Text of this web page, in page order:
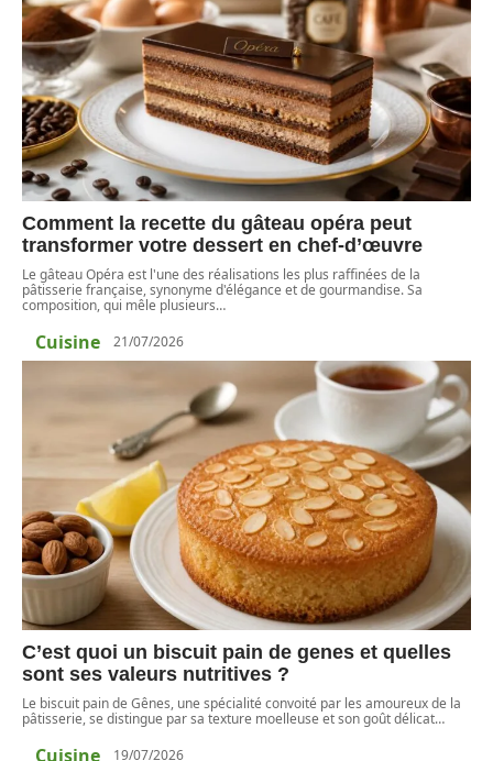
Comment la recette du gâteau opéra peut
transformer votre dessert en chef-d’œuvre
Le gâteau Opéra est l'une des réalisations les plus raffinées de la
pâtisserie française, synonyme d'élégance et de gourmandise. Sa
composition, qui mêle plusieurs…
Cuisine 21/07/2026
C’est quoi un biscuit pain de genes et quelles
sont ses valeurs nutritives ?
Le biscuit pain de Gênes, une spécialité convoité par les amoureux de la
pâtisserie, se distingue par sa texture moelleuse et son goût délicat…
Cuisine 19/07/2026